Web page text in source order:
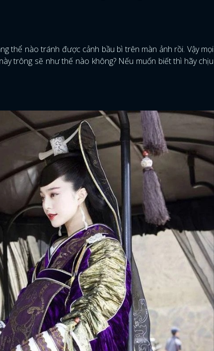
thể nào tránh được cảnh bầu bì trên màn ảnh rồi. Vậy mọi
trông sẽ như thế nào không? Nếu muốn biết thì hãy chịu